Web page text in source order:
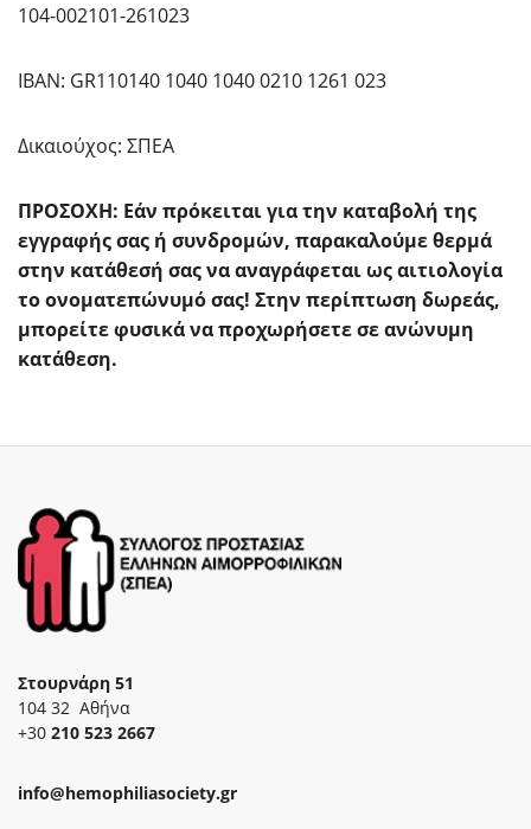
104-002101-261023
IBAN: GR110140 1040 1040 0210 1261 023
Δικαιούχος: ΣΠΕΑ
ΠΡΟΣΟΧΗ: Εάν πρόκειται για την καταβολή της
εγγραφής σας ή συνδρομών, παρακαλούμε θερμά
στην κατάθεσή σας να αναγράφεται ως αιτιολογία
το ονοματεπώνυμό σας! Στην περίπτωση δωρεάς,
μπορείτε φυσικά να προχωρήσετε σε ανώνυμη
κατάθεση.
Στουρνάρη 51
104 32 Αθήνα
+30 210 523 2667
info@hemophiliasociety.gr